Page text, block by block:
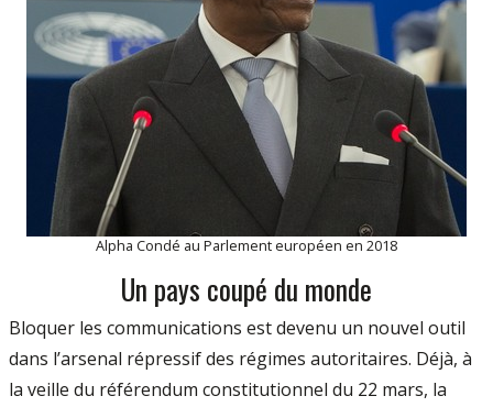
Alpha Condé au Parlement européen en 2018
Un pays coupé du monde
Bloquer les communications est devenu un nouvel outil
dans l’arsenal répressif des régimes autoritaires. Déjà, à
la veille du référendum constitutionnel du 22 mars, la